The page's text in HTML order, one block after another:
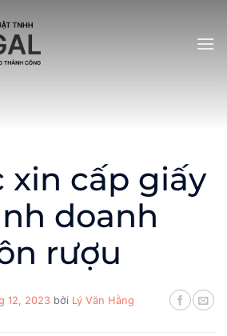
xin cấp giấy
doanh
rượu
12, 2023 bởi Lý Văn Hằng